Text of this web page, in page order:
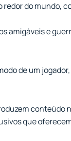
do mundo,
amigáveis e
de um
conteúdo
que